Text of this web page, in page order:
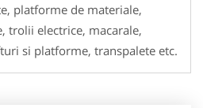
platforme de materiale,
trolii electrice, macarale,
si platforme, transpalete etc.